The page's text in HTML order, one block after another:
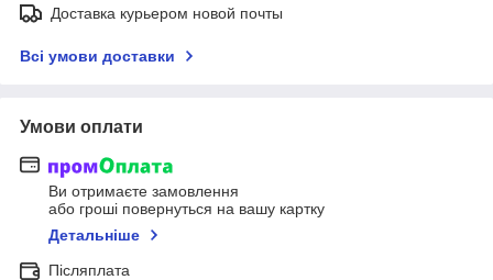
Доставка курьером новой почты
Всі умови доставки
Умови оплати
Ви отримаєте замовлення
або гроші повернуться на вашу картку
Детальніше
Післяплата